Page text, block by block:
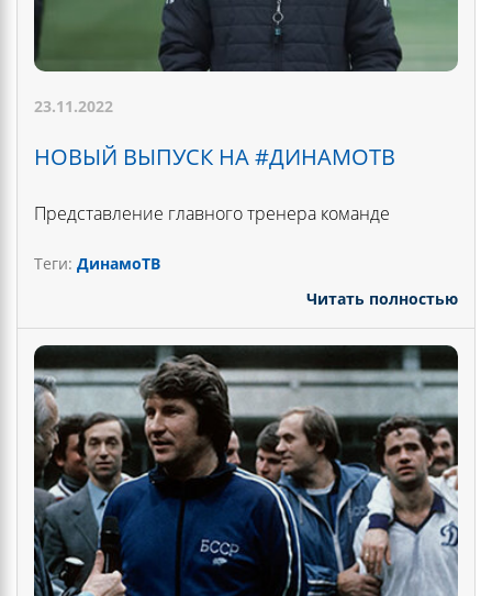
23.11.2022
НОВЫЙ ВЫПУСК НА #ДИНАМОТВ
Представление главного тренера команде
Теги: ДинамоТВ
Читать полностью